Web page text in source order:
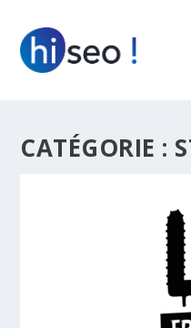
CATÉGORIE :